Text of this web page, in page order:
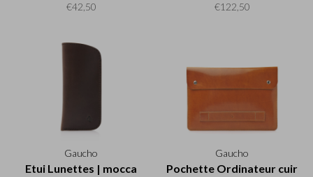
€42,50 €122,50
Gaucho
Etui Lunettes | mocca
Gaucho
Pochette Ordinateur cuir